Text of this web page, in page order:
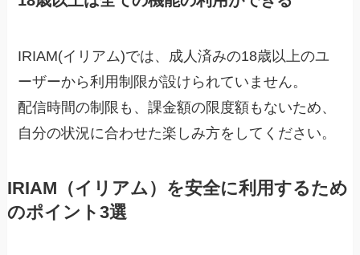
IRIAM(イリアム)では、成人済みの18歳以上のユ
ーザーから利用制限が設けられていません。
配信時間の制限も、課金額の限度額もないため、
自分の状況に合わせた楽しみ方をしてください。
IRIAM（イリアム）を安全に利用するため
のポイント3選